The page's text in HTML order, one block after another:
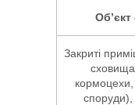
Закриті
кормоцехи,
споруди),